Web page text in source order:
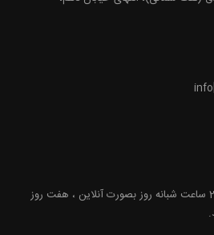
شرکت عمران سریر بصورت 24 ساعت شبانه روز بصورت آنلاین ، هفت روز